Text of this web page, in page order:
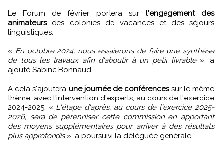
Le Forum de février portera sur l'engagement des
animateursdes colonies de vacances et des séjours
linguistiques.
« En octobre 2024, nous essaierons de faire une synthèse
de tous les travaux afin d'aboutir à un petit livrable», a
ajouté Sabine Bonnaud.
A cela s'ajoutera une journée de conférencessur le même
thème, avec l'intervention d'experts, au cours de l'exercice
2024-2025. « L'étape d'après, au cours de l'exercice 2025-
2026, sera de pérenniser cette commission en apportant
des moyens supplémentaires pour arriver à des résultats
plus approfondis», a poursuivi la déléguée générale.